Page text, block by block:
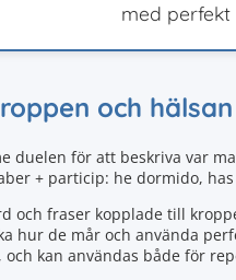
med perfekt
och hälsan
duelen för att beskriva var
+ particip: he dormido,
och fraser kopplade till
hur de mår och använda
kan användas både för